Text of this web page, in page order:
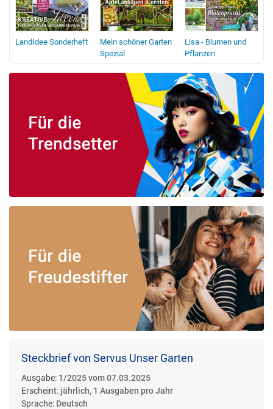
LandIdee Sonderheft
Mein schöner Garten
Spezial
Lisa - Blumen und
Pflanzen
Steckbrief von Servus Unser Garten
Ausgabe: 1/2025 vom 07.03.2025
Erscheint: jährlich, 1 Ausgaben pro Jahr
Sprache: Deutsch